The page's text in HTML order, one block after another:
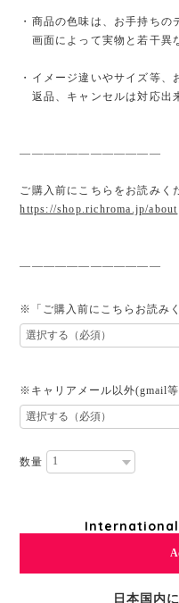
・商品の色味は、お手持ちの
画面によって実物と若干異
・イメージ違いやサイズ等、
返品、キャンセルは対応出
————————————
ご購入前にこちらをお読みく
https://shop.richroma.jp/about
————————————
※「ご購入前にこちらお読み
※キャリアメール以外(gmail
数量
日本国内